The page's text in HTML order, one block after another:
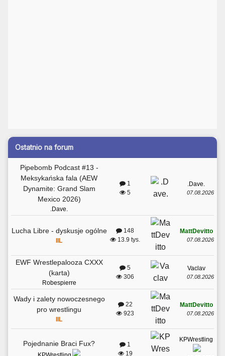
Ostatnio na forum
Pipebomb Podcast #13 -
Meksykańska fala (AEW
Dynamite: Grand Slam
Mexico 2026)
.Dave.
1
5
.Dave.
07.08.2026
Lucha Libre - dyskusje ogólne
IIL
148
13.9 tys.
MattDevitto
07.08.2026
EWF Wrestlepalooza CXXX
(karta)
Robespierre
5
306
Vaclav
07.08.2026
Wady i zalety nowoczesnego
pro wrestlingu
IIL
22
923
MattDevitto
07.08.2026
Pojednanie Braci Fux?
1
19
KPWrestling